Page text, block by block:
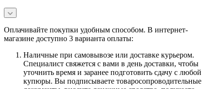
Оплачивайте покупки удобным способом. В интернет-
магазине доступно 3 варианта оплаты:
Наличные при самовывозе или доставке курьером.
Специалист свяжется с вами в день доставки, чтобы
уточнить время и заранее подготовить сдачу с любой
купюры. Вы подписываете товаросопроводительные